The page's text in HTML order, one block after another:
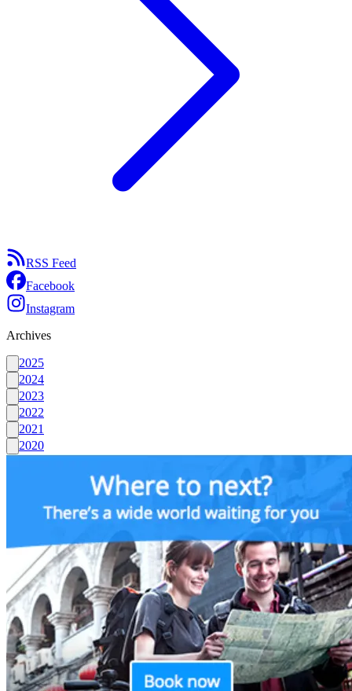
RSS Feed
Facebook
Instagram
Archives
2025
2024
2023
2022
2021
2020